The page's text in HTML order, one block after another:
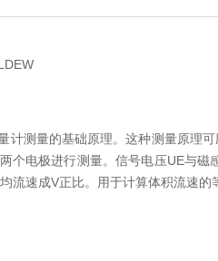
测量的基础原理。这种测量原理可
个电极进行测量。信号电压UE与磁
流速成V正比。用于计算体积流速的